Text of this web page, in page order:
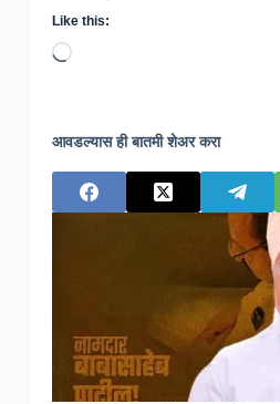
Like this:
Loading…
आवडल्यास ही बातमी शेअर करा